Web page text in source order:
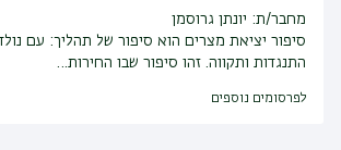
מחבר/ת: יונתן גרוסמן
סיפור יציאת מצרים הוא סיפור של תהליך: עם
התנגדות ותקווה. זהו סיפור שבו החירות…
לפרסומים נוספים